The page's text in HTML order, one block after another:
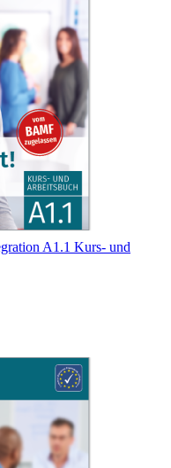
A1.1 Kurs- und